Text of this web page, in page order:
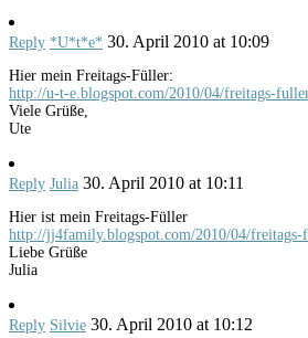
Reply *U*t*e* 30. April 2010 at 10:09
Hier mein Freitags-Füller:
http://u-t-e.blogspot.com/2010/04/freitags-
Viele Grüße,
Ute
Reply Julia 30. April 2010 at 10:11
Hier ist mein Freitags-Füller
http://jj4family.blogspot.com/2010/04/
Liebe Grüße
Julia
Reply Silvie 30. April 2010 at 10:12